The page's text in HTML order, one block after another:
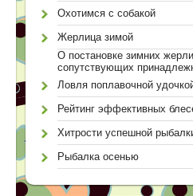
Охотимся с собакой
Жерлица зимой
О постановке зимних
сопутствующих
Ловля поплавочной
Рейтинг эффективных
Хитрости успешной
Рыбалка осенью